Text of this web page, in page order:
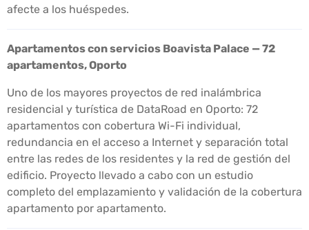
afecte a los huéspedes.
Apartamentos con servicios Boavista Palace — 72
apartamentos, Oporto
Uno de los mayores proyectos de red inalámbrica
residencial y turística de DataRoad en Oporto: 72
apartamentos con cobertura Wi-Fi individual,
redundancia en el acceso a Internet y separación total
entre las redes de los residentes y la red de gestión del
edificio. Proyecto llevado a cabo con un estudio
completo del emplazamiento y validación de la cobertura
apartamento por apartamento.